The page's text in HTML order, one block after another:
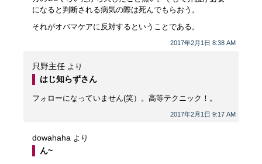
2017年2月1日 8:38 AM
になると判断される病気の際は死んでもらおう。
それがオバマケアに反対するということである。
只野主任 より
2017年2月1日 9:17 AM
はじ知らずさん
フォローになっていません(笑）。高等テクニック！。
dowahaha より
ん~